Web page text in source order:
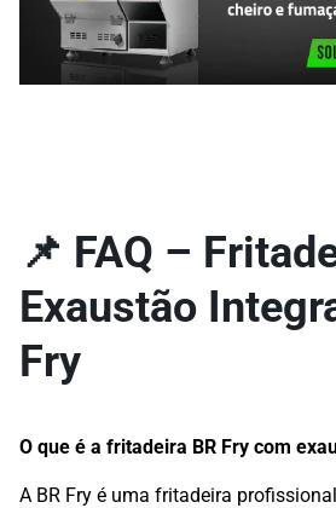
📌 FAQ –
Exaustão
Fry
O que é a fritadeira BR Fry com
A BR Fry é uma fritadeira